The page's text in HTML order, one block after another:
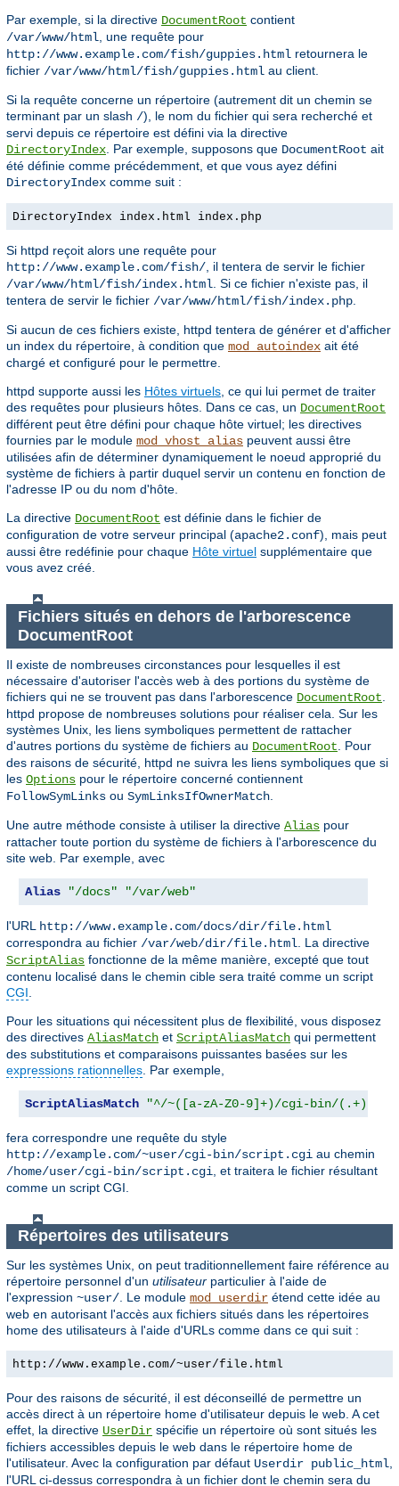
Par exemple, si la directive DocumentRoot contient
/var/www/html, une requête pour
http://www.example.com/fish/guppies.html retournera le
fichier /var/www/html/fish/guppies.html au client.
Si la requête concerne un répertoire (autrement dit un chemin se
terminant par un slash /), le nom du fichier qui sera recherché et
servi depuis ce répertoire est défini via la directive
DirectoryIndex. Par exemple, supposons que DocumentRoot ait
été définie comme précédemment, et que vous ayez défini
DirectoryIndex comme suit :
DirectoryIndex index.html index.php
Si httpd reçoit alors une requête pour
http://www.example.com/fish/, il tentera de servir le fichier
/var/www/html/fish/index.html. Si ce fichier n'existe pas, il
tentera de servir le fichier /var/www/html/fish/index.php.
Si aucun de ces fichiers existe, httpd tentera de générer et d'afficher
un index du répertoire, à condition que mod_autoindex ait été
chargé et configuré pour le permettre.
httpd supporte aussi les Hôtes virtuels, ce qui lui permet de traiter
des requêtes pour plusieurs hôtes. Dans ce cas, un DocumentRoot
différent peut être défini pour chaque hôte virtuel; les directives
fournies par le module mod_vhost_alias peuvent aussi être
utilisées afin de déterminer dynamiquement le noeud approprié du
système de fichiers à partir duquel servir un contenu en fonction de
l'adresse IP ou du nom d'hôte.
La directive DocumentRoot est définie dans le fichier de
configuration de votre serveur principal (apache2.conf), mais peut
aussi être redéfinie pour chaque Hôte virtuel supplémentaire que
vous avez créé.
Fichiers situés en dehors de l'arborescence
DocumentRoot
Il existe de nombreuses circonstances pour lesquelles il est
nécessaire d'autoriser l'accès web à des portions du système de
fichiers qui ne se trouvent pas dans l'arborescence DocumentRoot
httpd propose de nombreuses solutions pour réaliser cela. Sur les
systèmes Unix, les liens symboliques permettent de rattacher
d'autres portions du système de fichiers au DocumentRoot . Pour
des raisons de sécurité, httpd ne suivra les liens symboliques que si
les Options pour le répertoire concerné contiennent
FollowSymLinks ou SymLinksIfOwnerMatch
Une autre méthode consiste à utiliser la directive Alias pour
rattacher toute portion du système de fichiers à l'arborescence du
site web. Par exemple, avec
Alias "/docs" "/var/web"
l'URL http://www.example.com/docs/dir/file.html
correspondra au fichier /var/web/dir/file.html . La directive
ScriptAlias fonctionne de la même manière, excepté que tout
contenu localisé dans le chemin cible sera traité comme un script
CGI
Pour les situations qui nécessitent plus de flexibilité, vous disposez
des directives AliasMatch et ScriptAliasMatch qui permettent
des substitutions et comparaisons puissantes basées sur les
expressions rationnelles . Par exemple,
ScriptAliasMatch "^/~([a-zA-Z0-9]+)/cgi-bin/(.+)"
fera correspondre une requête du style
http://example.com/~user/cgi-bin/script.cgi au chemin
/home/user/cgi-bin/script.cgi , et traitera le fichier résultant
comme un script CGI.
Répertoires des utilisateurs
Sur les systèmes Unix, on peut traditionnellement faire référence au
répertoire personnel d'un utilisateur particulier à l'aide de
l'expression ~user/ . Le module mod_userdir étend cette idée au
web en autorisant l'accès aux fichiers situés dans les répertoires
home des utilisateurs à l'aide d'URLs comme dans ce qui suit :
http://www.example.com/~user/file.html
Pour des raisons de sécurité, il est déconseillé de permettre un
accès direct à un répertoire home d'utilisateur depuis le web. A cet
effet, la directive UserDir spécifie un répertoire où sont situés les
fichiers accessibles depuis le web dans le répertoire home de
l'utilisateur. Avec la configuration par défaut Userdir public_html
l'URL ci-dessus correspondra à un fichier dont le chemin sera du